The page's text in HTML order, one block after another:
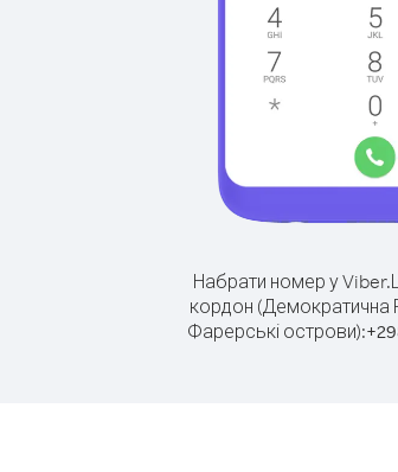
Набрати номер у Viber.
кордон (Демократична
Фарерські острови):+